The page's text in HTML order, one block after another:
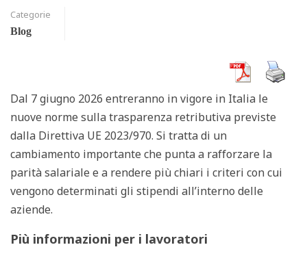
Categorie
Blog
Dal 7 giugno 2026 entreranno in vigore in Italia le
nuove norme sulla trasparenza retributiva previste
dalla Direttiva UE 2023/970. Si tratta di un
cambiamento importante che punta a rafforzare la
parità salariale e a rendere più chiari i criteri con cui
vengono determinati gli stipendi all’interno delle
aziende.
Più informazioni per i lavoratori